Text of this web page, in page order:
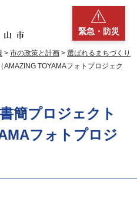
緊急・防災
> 市の政策と計画 > 選ばれるまちづくり
TOYAMAフォトプロジェク
簡プロジェクト
フォトプロジ